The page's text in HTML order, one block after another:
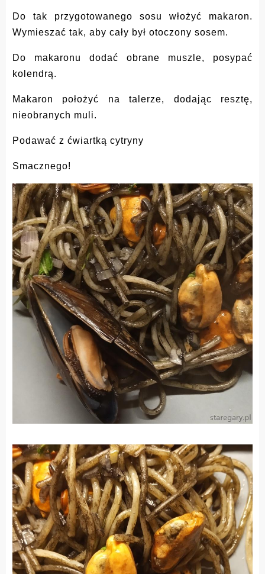
Do tak przygotowanego sosu włożyć makaron.
Wymieszać tak, aby cały był otoczony sosem.
Do makaronu dodać obrane muszle, posypać
kolendrą.
Makaron położyć na talerze, dodając resztę,
nieobranych muli.
Podawać z ćwiartką cytryny
Smacznego!